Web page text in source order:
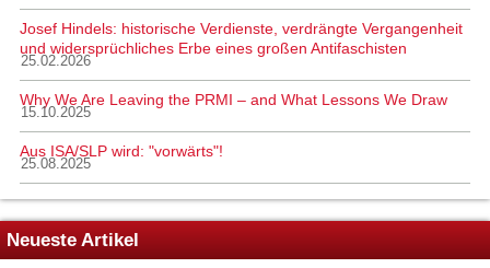
Josef Hindels: historische Verdienste, verdrängte Vergangenheit
und widersprüchliches Erbe eines großen Antifaschisten
25.02.2026
Why We Are Leaving the PRMI – and What Lessons We Draw
15.10.2025
Aus ISA/SLP wird: "vorwärts"!
25.08.2025
Neueste Artikel